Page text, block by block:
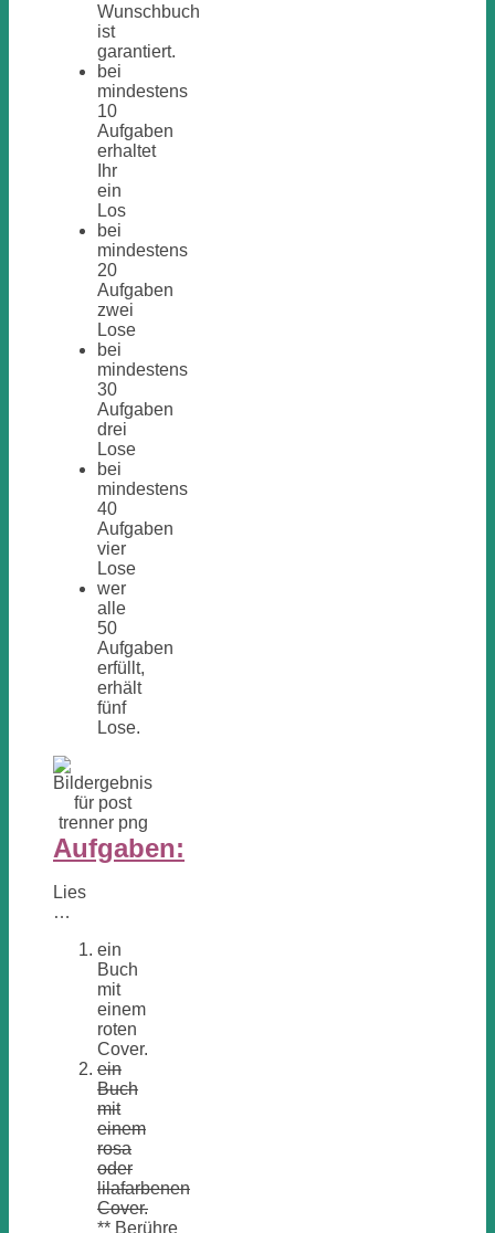
Wunschbuch
ist
garantiert.
bei
mindestens
10
Aufgaben
erhaltet
Ihr
ein
Los
bei
mindestens
20
Aufgaben
zwei
Lose
bei
mindestens
30
Aufgaben
drei
Lose
bei
mindestens
40
Aufgaben
vier
Lose
wer
alle
50
Aufgaben
erfüllt,
erhält
fünf
Lose.
Aufgaben:
Lies
…
ein
Buch
mit
einem
roten
Cover.
ein
Buch
mit
einem
rosa
oder
lilafarbenen
Cover.
** Berühre